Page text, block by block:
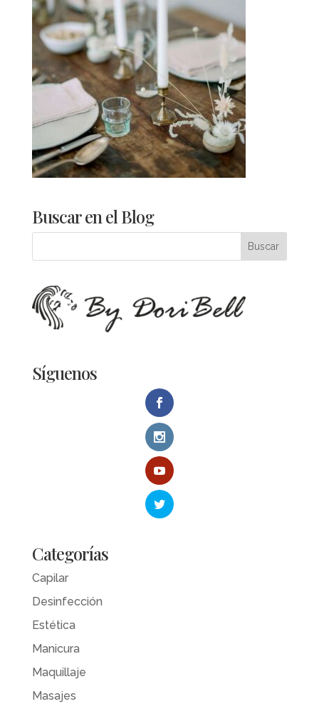
Buscar en el Blog
Síguenos
Categorías
Capilar
Desinfección
Estética
Manicura
Maquillaje
Masajes